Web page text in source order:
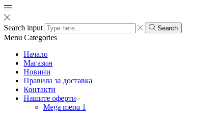
Search input Search
Menu Categories
Начало
Магазин
Новини
Правила за доставка
Контакти
Нашите оферти
Mega menu 1